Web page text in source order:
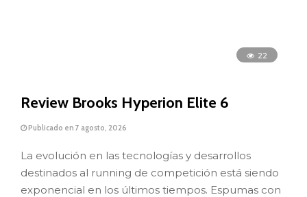
22
Review Brooks Hyperion Elite 6
Publicado en 7 agosto, 2026
La evolución en las tecnologías y desarrollos
destinados al running de competición está siendo
exponencial en los últimos tiempos. Espumas con